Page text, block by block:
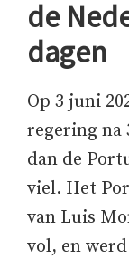
de
dagen
Op 3 juni
regering na
dan de
viel. Het
van Luis
vol, en